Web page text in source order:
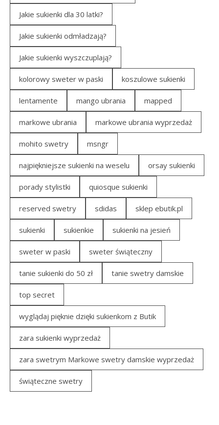
Jakie sukienki dla 30 latki?
Jakie sukienki odmładzają?
Jakie sukienki wyszczuplają?
kolorowy sweter w paski koszulowe sukienki
lentamente mango ubrania mapped
markowe ubrania markowe ubrania wyprzedaż
mohito swetry msngr
najpiękniejsze sukienki na weselu orsay sukienki
porady stylistki quiosque sukienki
reserved swetry sdidas sklep ebutik.pl
sukienki sukienkie sukienki na jesień
sweter w paski sweter świąteczny
tanie sukienki do 50 zł tanie swetry damskie
top secret
wyglądaj pięknie dzięki sukienkom z Butik
zara sukienki wyprzedaż
zara swetrym Markowe swetry damskie wyprzedaż
świąteczne swetry